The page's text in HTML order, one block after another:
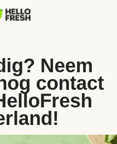
Neem
contact